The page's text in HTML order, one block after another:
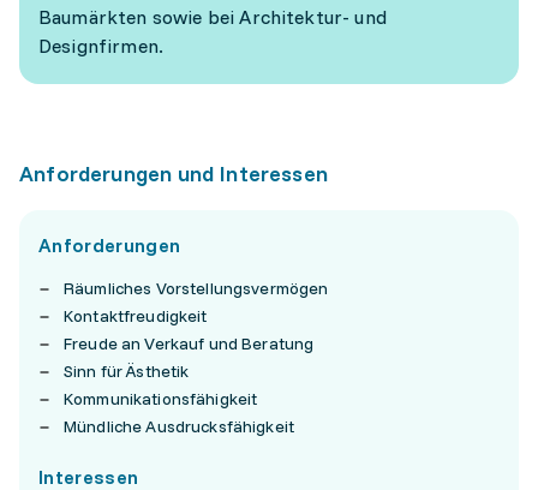
Baumärkten sowie bei Architektur- und
Designfirmen.
Anforderungen und Interessen
Anforderungen
Räumliches Vorstellungsvermögen
Kontaktfreudigkeit
Freude an Verkauf und Beratung
Sinn für Ästhetik
Kommunikationsfähigkeit
Mündliche Ausdrucksfähigkeit
Interessen